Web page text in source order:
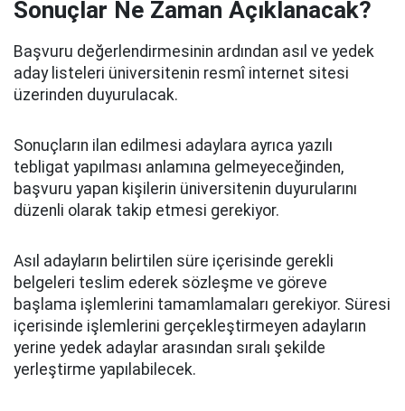
Sonuçlar Ne Zaman Açıklanacak?
Başvuru değerlendirmesinin ardından asıl ve yedek
aday listeleri üniversitenin resmî internet sitesi
üzerinden duyurulacak.
Sonuçların ilan edilmesi adaylara ayrıca yazılı
tebligat yapılması anlamına gelmeyeceğinden,
başvuru yapan kişilerin üniversitenin duyurularını
düzenli olarak takip etmesi gerekiyor.
Asıl adayların belirtilen süre içerisinde gerekli
belgeleri teslim ederek sözleşme ve göreve
başlama işlemlerini tamamlamaları gerekiyor. Süresi
içerisinde işlemlerini gerçekleştirmeyen adayların
yerine yedek adaylar arasından sıralı şekilde
yerleştirme yapılabilecek.